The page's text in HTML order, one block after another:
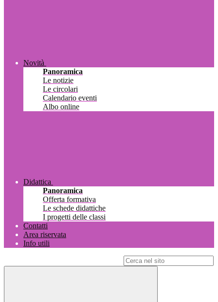
Novità
Panoramica
Le notizie
Le circolari
Calendario eventi
Albo online
Didattica
Panoramica
Offerta formativa
Le schede didattiche
I progetti delle classi
Contatti
Area riservata
Info utili